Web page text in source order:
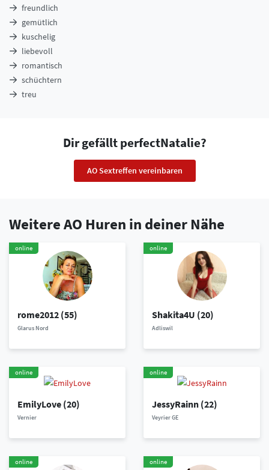
freundlich
gemütlich
kuschelig
liebevoll
romantisch
schüchtern
treu
Dir gefällt perfectNatalie?
AO Sextreffen vereinbaren
Weitere AO Huren in deiner Nähe
online
rome2012 (55)
Glarus Nord
online
Shakita4U (20)
Adliswil
online
EmilyLove (20)
Vernier
online
JessyRainn (22)
Veyrier GE
online online